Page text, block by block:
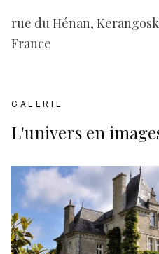
rue du Hénan,
France
GALERIE
L'univers en